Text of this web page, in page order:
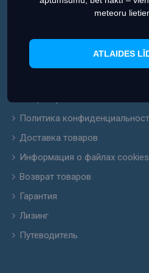
Политика
Доставка товаров
Информация о файлах cookies
Возврат товаров
Гарантия
Лизинг
Путеводитель
meteoru
ATLAIDES